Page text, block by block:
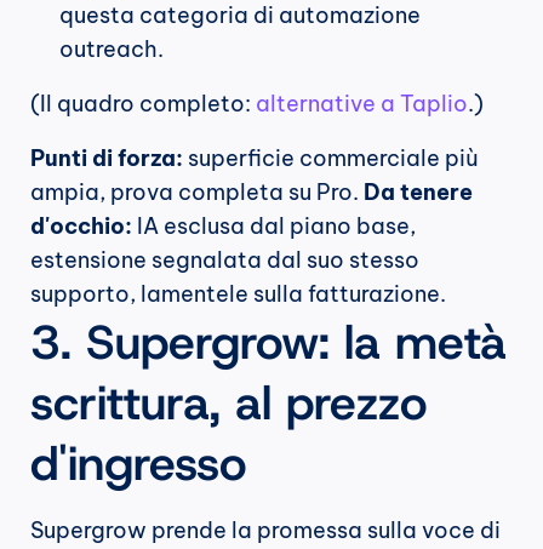
questa categoria di automazione
outreach.
(Il quadro completo: alternative a Taplio.)
Punti di forza: superficie commerciale più
ampia, prova completa su Pro. Da tenere
d'occhio: IA esclusa dal piano base,
estensione segnalata dal suo stesso
supporto, lamentele sulla fatturazione.
3. Supergrow: la metà
scrittura, al prezzo
d'ingresso
Supergrow prende la promessa sulla voce di